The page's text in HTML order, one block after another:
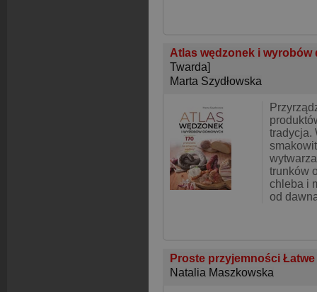
Atlas wędzonek i
Twarda]
Marta Szydłowska
tradycja.
trunków
chleba i
od
Proste przyjemności
Natalia Maszkowska